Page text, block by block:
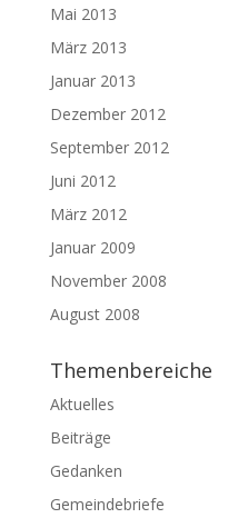
Mai 2013
März 2013
Januar 2013
Dezember 2012
September 2012
Juni 2012
März 2012
Januar 2009
November 2008
August 2008
Themenbereiche
Aktuelles
Beiträge
Gedanken
Gemeindebriefe